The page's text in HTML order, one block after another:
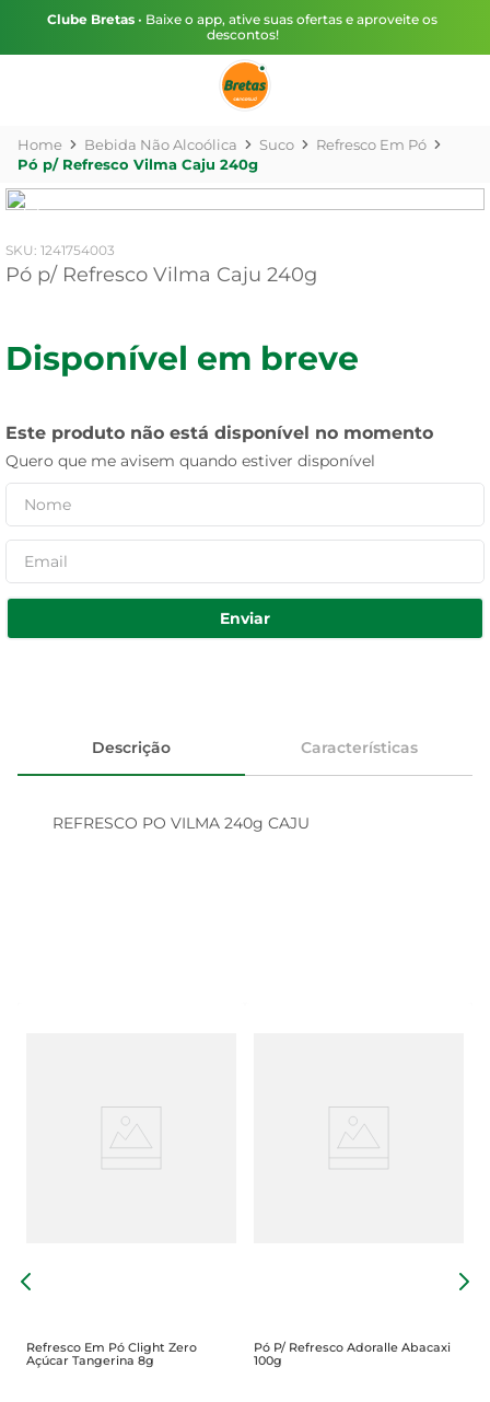
Clube Bretas • Baixe o app, ative suas ofertas e aproveite os
descontos!
Bebida Não Alcoólica Suco
Refresco Em Pó
Pó p/ Refresco Vilma Caju 240g
: 1241754003
Pó p/ Refresco Vilma Caju 240g
Disponível em breve
Este produto não está disponível no momento
Quero que me avisem quando estiver disponível
Enviar
Descrição Características
REFRESCO PO VILMA 240g CAJU
Refresco Em Pó Clight Zero
Açúcar Tangerina 8g
Pó P/ Refresco Adoralle Abacaxi
100g